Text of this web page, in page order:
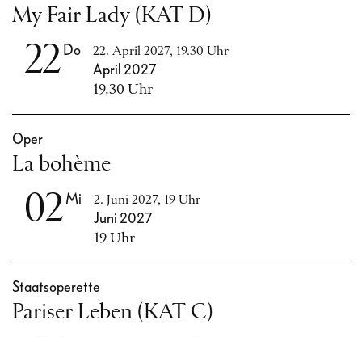
22 Do 22. April 2027, 19.30 Uhr
April 2027
19.30 Uhr
My Fair Lady (KAT D)
02 Mi 2. Juni 2027, 19 Uhr
Juni 2027
19 Uhr
La bohème
Oper
Pariser Leben (KAT C)
Staatsoperette